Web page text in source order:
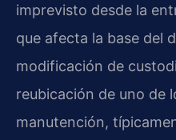
imprevisto desde la
que afecta la base del
modificación de
reubicación de uno de
manutención,